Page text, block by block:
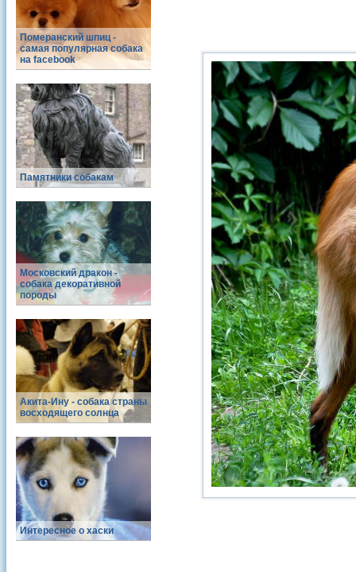
Померанский шпиц -
cамая популярная собака
на facebook
Памятники собакам
Московский дракон -
собака декоративной
породы
Акита-Ину - собака страны
восходящего солнца
Интересное о хаски